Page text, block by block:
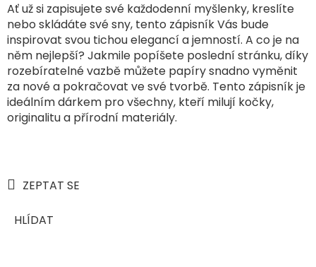
Ať už si zapisujete své každodenní myšlenky, kreslíte
nebo skládáte své sny, tento zápisník Vás bude
inspirovat svou tichou elegancí a jemností. A co je na
něm nejlepší? Jakmile popíšete poslední stránku, díky
rozebíratelné vazbě můžete papíry snadno vyměnit
za nové a pokračovat ve své tvorbě. Tento zápisník je
ideálním dárkem pro všechny, kteří milují kočky,
originalitu a přírodní materiály.
ZEPTAT SE
HLÍDAT